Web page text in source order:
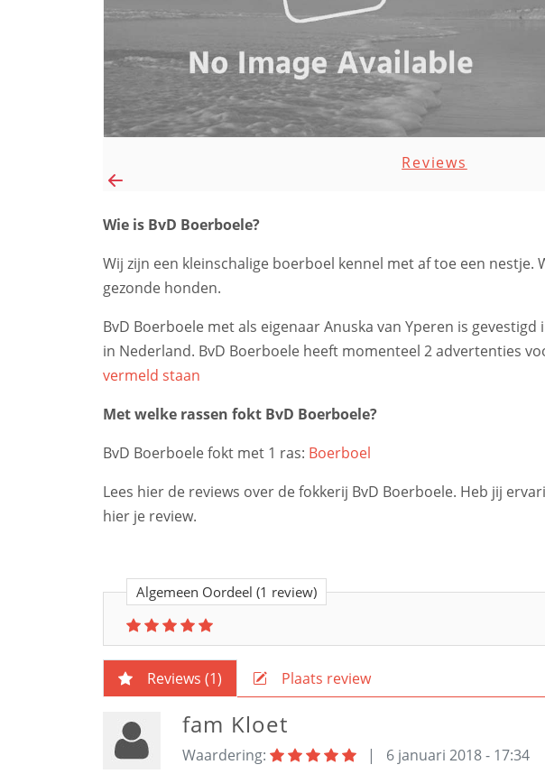
Reviews
Wie is BvD Boerboele?
Wij zijn een kleinschalige boerboel kennel met af toe een nestje.
gezonde honden.
BvD Boerboele met als eigenaar Anuska van Yperen is
in Nederland. BvD Boerboele heeft momenteel 2 advertenties
vermeld staan
Met welke rassen fokt BvD Boerboele?
BvD Boerboele fokt met 1 ras: Boerboel
Lees hier de reviews over de fokkerij BvD Boerboele. Heb jij
hier je review.
Algemeen Oordeel (1 review)
Reviews (1) Plaats review
fam Kloet
Waardering: |
6 januari 2018 - 17:34